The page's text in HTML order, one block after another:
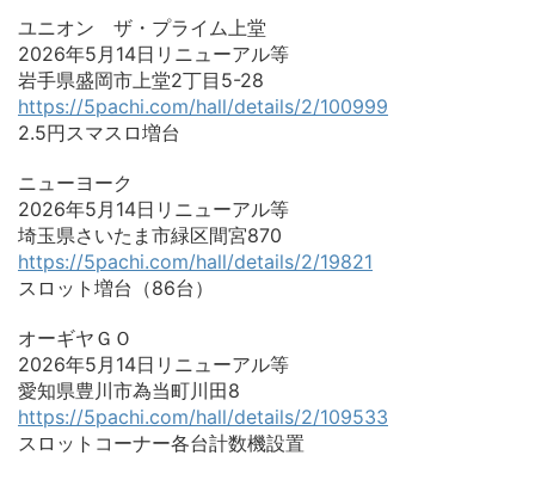
ユニオン ザ・プライム上堂
2026年5月14日リニューアル等
岩手県盛岡市上堂2丁目5-28
https://5pachi.com/hall/details/2/100999
2.5円スマスロ増台
ニューヨーク
2026年5月14日リニューアル等
埼玉県さいたま市緑区間宮870
https://5pachi.com/hall/details/2/19821
スロット増台（86台）
オーギヤＧＯ
2026年5月14日リニューアル等
愛知県豊川市為当町川田8
https://5pachi.com/hall/details/2/109533
スロットコーナー各台計数機設置